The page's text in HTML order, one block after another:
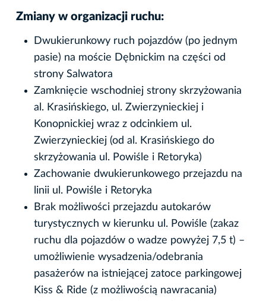
Zmiany w organizacji ruchu:
Dwukierunkowy ruch pojazdów (po jednym
pasie) na moście Dębnickim na części od
strony Salwatora
Zamknięcie wschodniej strony skrzyżowania
al. Krasińskiego, ul. Zwierzynieckiej i
Konopnickiej wraz z odcinkiem ul.
Zwierzynieckiej (od al. Krasińskiego do
skrzyżowania ul. Powiśle i Retoryka)
Zachowanie dwukierunkowego przejazdu na
linii ul. Powiśle i Retoryka
Brak możliwości przejazdu autokarów
turystycznych w kierunku ul. Powiśle (zakaz
ruchu dla pojazdów o wadze powyżej 7,5 t) –
umożliwienie wysadzenia/odebrania
pasażerów na istniejącej zatoce parkingowej
Kiss & Ride (z możliwością nawracania)